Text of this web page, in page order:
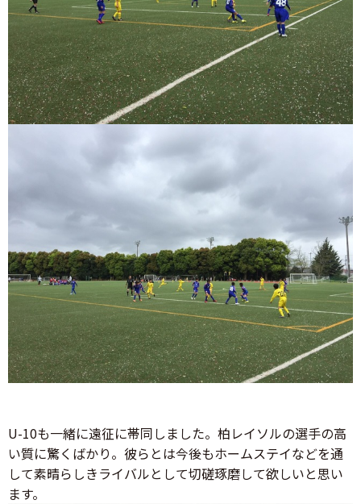
U-10も一緒に遠征に帯同しました。柏レイソルの選手の高
い質に驚くばかり。彼らとは今後もホームステイなどを通
して素晴らしきライバルとして切磋琢磨して欲しいと思い
ます。